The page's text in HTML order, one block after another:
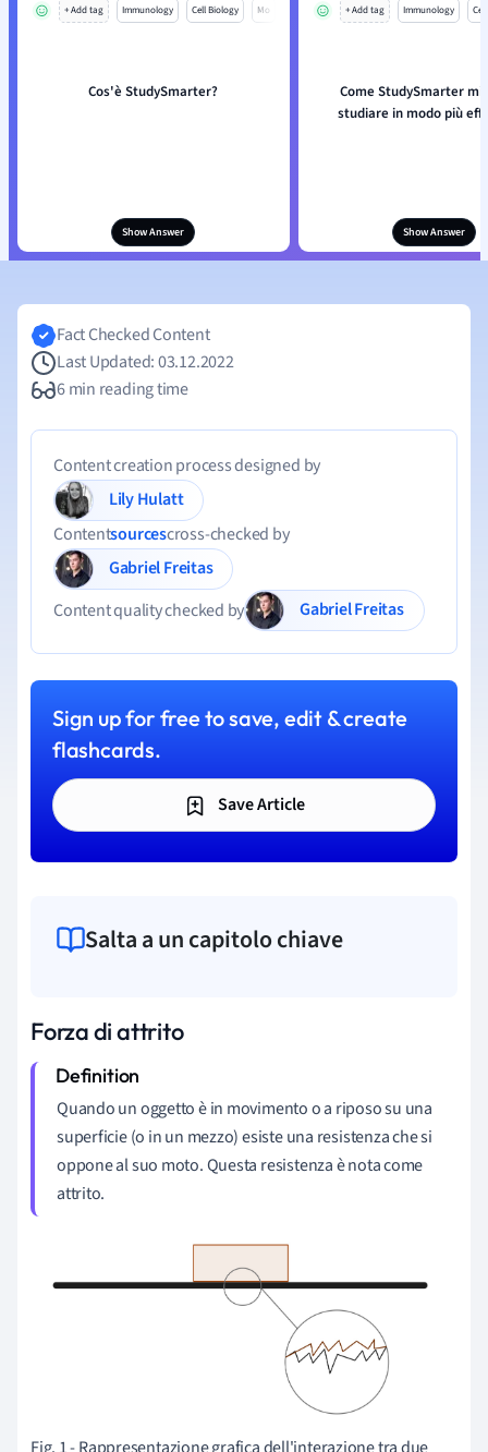
+ Add tag Immunology Cell Biology Mo
Cos'è StudySmarter?
Show Answer
+ Add tag Immunology
Come StudySmarter mi
studiare in modo più
Show Answer
Fact Checked Content
Last Updated: 03.12.2022
6 min reading time
Content creation process designed by
Lily Hulatt
Contentsourcescross-checked by
Gabriel Freitas
Content quality checked by
Gabriel Freitas
Sign up for free to save, edit & create
flashcards.
Save Article
Salta a un capitolo chiave
Forza di attrito
Quando un oggetto è in movimento o a riposo su una
superficie (o in un mezzo) esiste una resistenza che si
oppone al suo moto. Questa resistenza è nota come
attrito.
Fig. 1 - Rappresentazione grafica dell'interazione tra due